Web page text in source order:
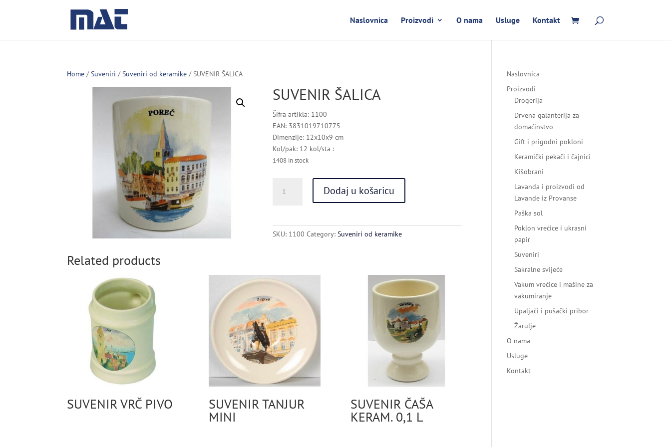
Naslovnica Proizvodi O nama Usluge Kontakt
Home /Suveniri /Suveniri od keramike / SUVENIR ŠALICA
SUVENIR ŠALICA
Šifra artikla: 1100
EAN: 3831019710775
Dimenzije: 12x10x9 cm
Kol/pak: 12 kol/sta :
1408 in stock
ŠALICA
Dodaj u košaricu
SKU: 1100 Category:Suveniri od keramike
Related products
SUVENIR VRČ PIVO SUVENIR TANJUR
MINI
SUVENIR ČAŠA
KERAM. 0,1 L
Naslovnica
Proizvodi
Drogerija
Drvena galanterija za
domaćinstvo
Gift i prigodni pokloni
Keramički pekači i čajnici
Kišobrani
Lavanda i proizvodi od
Lavande iz Provanse
Paška sol
Poklon vrećice i ukrasni
papir
Suveniri
Sakralne svijeće
Vakum vrećice i mašine za
vakumiranje
Upaljači i pušački pribor
Žarulje
O nama
Usluge
Kontakt